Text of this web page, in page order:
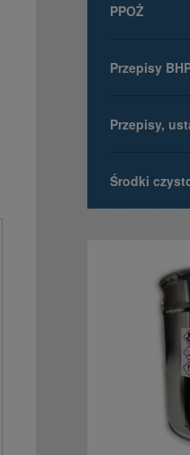
PPOŻ
Przepisy
Przepisy,
Środki